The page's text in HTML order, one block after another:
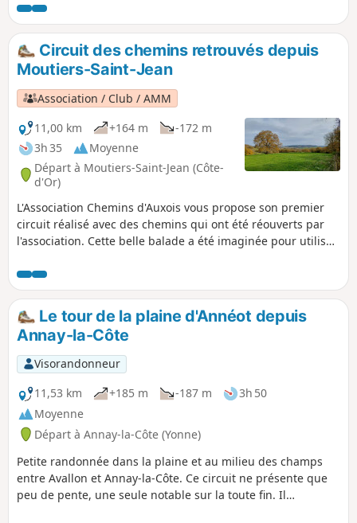
Circuit des chemins retrouvés depuis
Moutiers-Saint-Jean
Association / Club / AMM
11,00 km
+164 m
-172 m
3h 35
Moyenne
Départ à Moutiers-Saint-Jean (Côte-
d'Or)
L'Association Chemins d'Auxois vous propose son premier
circuit réalisé avec des chemins qui ont été réouverts par
l'association. Cette belle balade a été imaginée pour utiliser
blancs qui vous permettront de vous promener loin des
voitures. Venez découvrir des sentiers encore jamais
arpentés ! Nos circuits sont inédits et ne tiennent pas
compte des balisages existants. Ils sont praticables
également à VTT et à cheval.
Le tour de la plaine d'Annéot depuis
Annay-la-Côte
Visorandonneur
11,53 km
+185 m -187 m
3h 50
Moyenne
Départ à Annay-la-Côte (Yonne)
Petite randonnée dans la plaine et au milieu des champs
entre Avallon et Annay-la-Côte. Ce circuit ne présente que
peu de pente, une seule notable sur la toute fin. Il